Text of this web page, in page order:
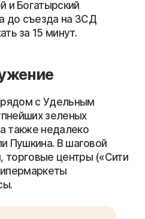
и Богатырский
до съезда на ЗСД
за 15 минут.
с Удельным
зеленых
также недалеко
Пушкина. В шаговой
торговые центры («Сити